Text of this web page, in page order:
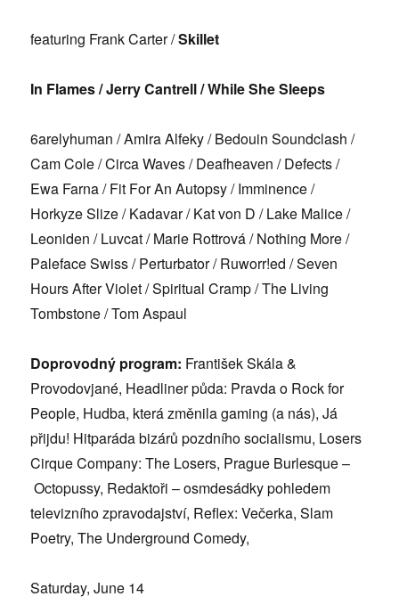
featuring Frank Carter /Skillet
In Flames / Jerry Cantrell / While She Sleeps
6arelyhuman / Amira Alfeky / Bedouin Soundclash /
Cam Cole / Circa Waves / Deafheaven / Defects /
Ewa Farna / Fit For An Autopsy / Imminence /
Horkyze Slize / Kadavar / Kat von D / Lake Malice /
Leoniden / Luvcat / Marie Rottrová/ Nothing More /
Paleface Swiss / Perturbator / Ruworr!ed / Seven
Hours After Violet / Spiritual Cramp / The Living
Tombstone / Tom Aspaul
Doprovodný program: František Skála &
Provodovjané, Headliner půda: Pravda o Rock for
People, Hudba, která změnila gaming (a nás), Já
přijdu! Hitparáda bizárů pozdního socialismu, Losers
Cirque Company: The Losers, Prague Burlesque –
Octopussy, Redaktoři – osmdesádky pohledem
televizního zpravodajství, Reflex: Večerka, Slam
Poetry, The Underground Comedy,
Saturday, June 14